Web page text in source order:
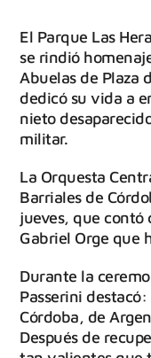
El Parque Las
se rindió
Abuelas de Plaza
dedicó su vida a
nieto
militar.
La Orquesta
Barriales de
jueves, que contó
Gabriel Orge que
Durante la
Passerini
Córdoba, de
Después de